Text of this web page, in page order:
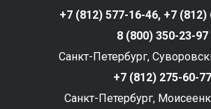
+7 (812) 577-16-46, +7 (812)
8 (800) 350-23-97
Санкт-Петербург,
+7 (812) 275-60-77
Санкт-Петербург,